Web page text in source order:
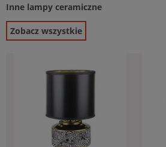
Inne lampy ceramiczne
Zobacz wszystkie